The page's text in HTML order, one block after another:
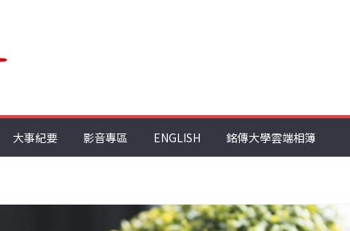
大事紀要 影音專區 ENGLISH 銘傳大學雲端相簿